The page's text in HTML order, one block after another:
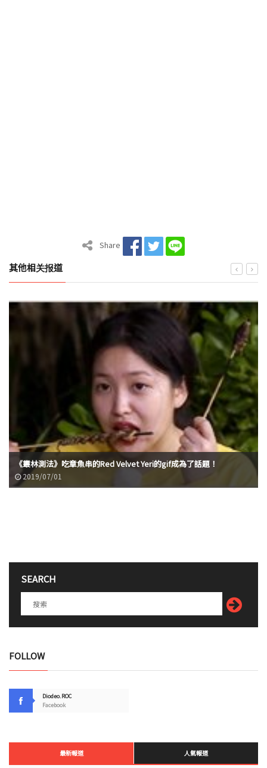
Share
其他相关报道
《叢林測法》吃章魚串的Red Velvet Yeri的gif成為了話題！
2019/07/01
SEARCH
FOLLOW
Diodeo.ROC
Facebook
最新報道 人氣報道